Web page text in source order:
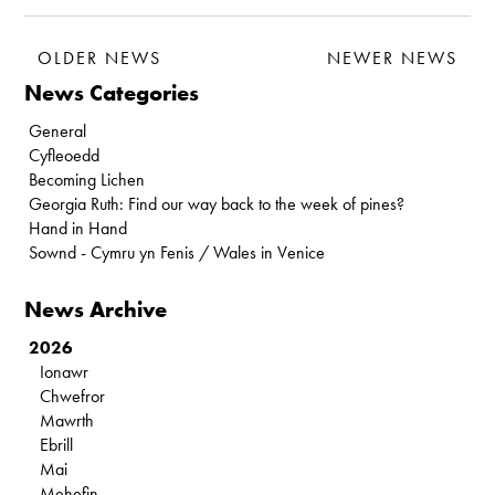
OLDER NEWS NEWER NEWS
News Categories
General
Cyfleoedd
Becoming Lichen
Georgia Ruth: Find our way back to the week of pines?
Hand in Hand
Sownd - Cymru yn Fenis / Wales in Venice
News Archive
2026
Ionawr
Chwefror
Mawrth
Ebrill
Mai